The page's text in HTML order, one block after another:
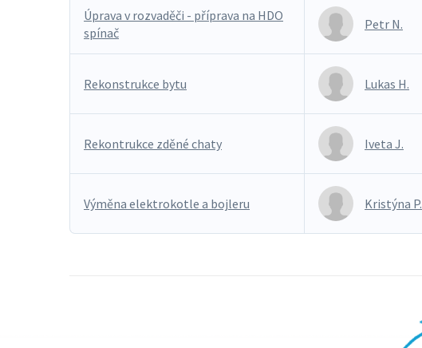
Úprava v rozvaděči - příprava na HDO
spínač
Petr N.
Rekonstrukce bytu Lukas H.
Rekontrukce zděné chaty Iveta J.
Výměna elektrokotle a bojleru Kristýna P.